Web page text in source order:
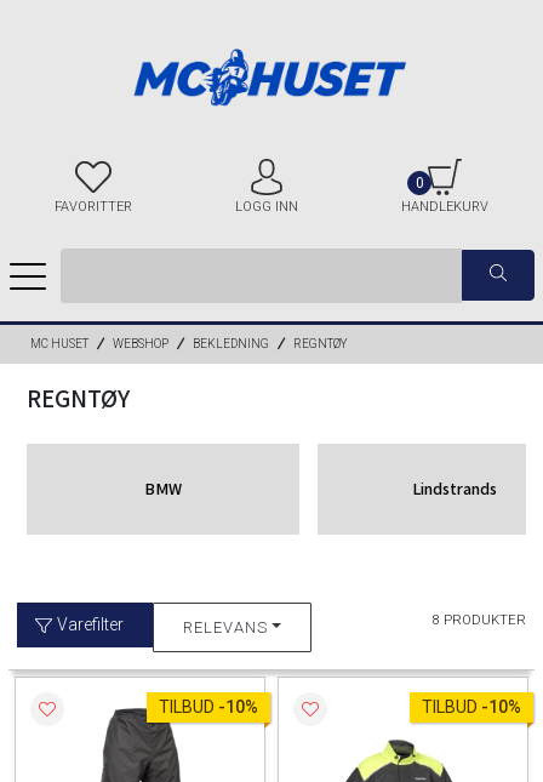
FAVORITTER LOGG INN HANDLEKURV
0
MC HUSET WEBSHOP BEKLEDNING REGNTØY
REGNTØY
BMW Lindstrands
Varefilter RELEVANS 8 PRODUKTER
TILBUD -10% TILBUD -10%